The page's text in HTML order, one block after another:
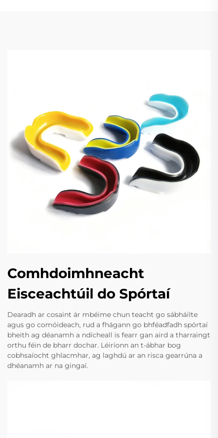
Comhdoimhneacht
Eisceachtúil do Spórtaí
Dearadh ar cosaint ár mbéime chun teacht go sábháilte
agus go comóideach, rud a fhágann go bhféadfadh spórtaí
bheith ag déanamh a ndícheall is fearr gan aird a tharraingt
orthu féin de bharr dochar. Léiríonn an t-ábhar bog
cobhsaíocht ghlacmhar, ag laghdú ar an risca gearrúna a
dhéanamh ar na gingaí.